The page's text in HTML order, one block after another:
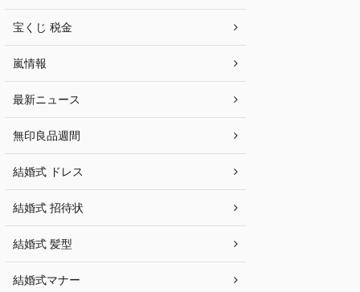
宝くじ 税金
嵐情報
最新ニュース
無印良品週間
結婚式 ドレス
結婚式 招待状
結婚式 髪型
結婚式マナー